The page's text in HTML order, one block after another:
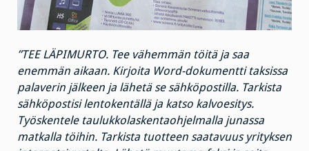
”TEE LÄPIMURTO. Tee vähemmän töitä ja saa
enemmän aikaan. Kirjoita Word-dokumentti taksissa
palaverin jälkeen ja lähetä se sähköpostilla. Tarkista
sähköpostisi lentokentällä ja katso kalvoesitys.
Työskentele taulukkolaskentaohjelmalla junassa
matkalla töihin. Tarkista tuotteen saatavuus yrityksen